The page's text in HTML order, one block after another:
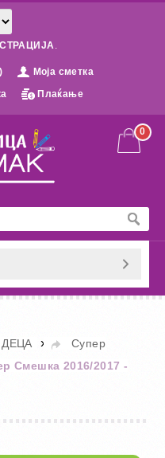
.
Моја сметка
Плаќање
0
»
Супер
Смешка 2016/2017 -